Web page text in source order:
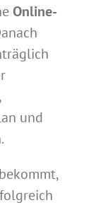
Online-
und